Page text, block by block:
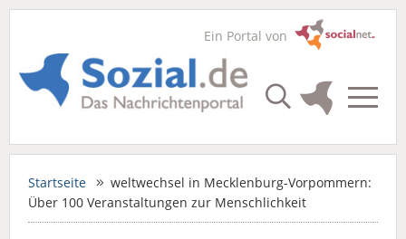
Ein Portal von
Startseite
weltwechsel in Mecklenburg-Vorpommern:
Über 100 Veranstaltungen zur Menschlichkeit